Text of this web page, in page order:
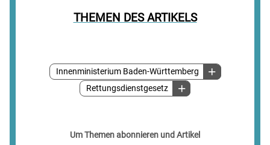
THEMEN DES ARTIKELS
Innenministerium Baden-Württemberg
Rettungsdienstgesetz
Um Themen abonnieren und Artikel